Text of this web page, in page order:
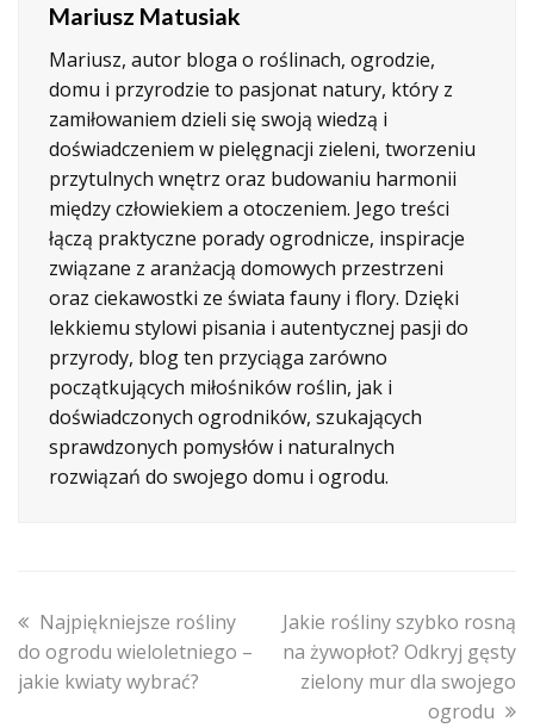
Mariusz Matusiak
Mariusz, autor bloga o roślinach, ogrodzie,
domu i przyrodzie to pasjonat natury, który z
zamiłowaniem dzieli się swoją wiedzą i
doświadczeniem w pielęgnacji zieleni, tworzeniu
przytulnych wnętrz oraz budowaniu harmonii
między człowiekiem a otoczeniem. Jego treści
łączą praktyczne porady ogrodnicze, inspiracje
związane z aranżacją domowych przestrzeni
oraz ciekawostki ze świata fauny i flory. Dzięki
lekkiemu stylowi pisania i autentycznej pasji do
przyrody, blog ten przyciąga zarówno
początkujących miłośników roślin, jak i
doświadczonych ogrodników, szukających
sprawdzonych pomysłów i naturalnych
rozwiązań do swojego domu i ogrodu.
previous
post:
Najpiękniejsze rośliny
do ogrodu wieloletniego –
jakie kwiaty wybrać?
next
post:
Jakie rośliny szybko rosną
na żywopłot? Odkryj gęsty
zielony mur dla swojego
ogrodu